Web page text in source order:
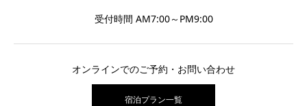
受付時間 AM7:00～PM9:00
オンラインでのご予約・お問い合わせ
宿泊プラン一覧